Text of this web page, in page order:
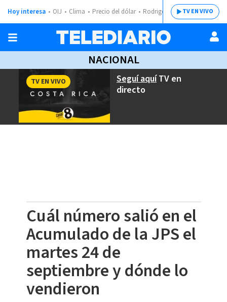
Hoy interesa OIJ Clima Precio del dólar Rodrigo ChavesTV EN VIVO
NACIONAL
Seguí aquíTV en
directo
TV EN VIVO
Cuál número salió en el
Acumulado de la JPS el
martes 24 de
septiembre y dónde lo
vendieron